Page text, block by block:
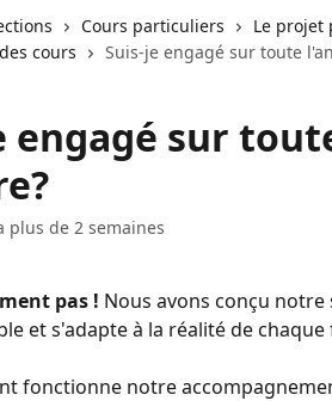
Cours particuliers
Le projet
cours
Suis-je engagé sur toute
engagé sur
plus de 2 semaines
pas ! Nous avons conçu
et s'adapte à la réalité de
fonctionne notre